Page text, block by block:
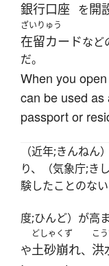
銀行口座 を開
ざいりゅう
在留カードなど
だ。
When you
can be used as
passport or
（近年;きんね
り、（気象庁;き
験したことのな
度;ひんど）が高
や
どしゃくず
土砂崩れ、
こ
洪